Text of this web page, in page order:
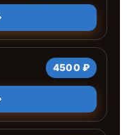
4500 ₽